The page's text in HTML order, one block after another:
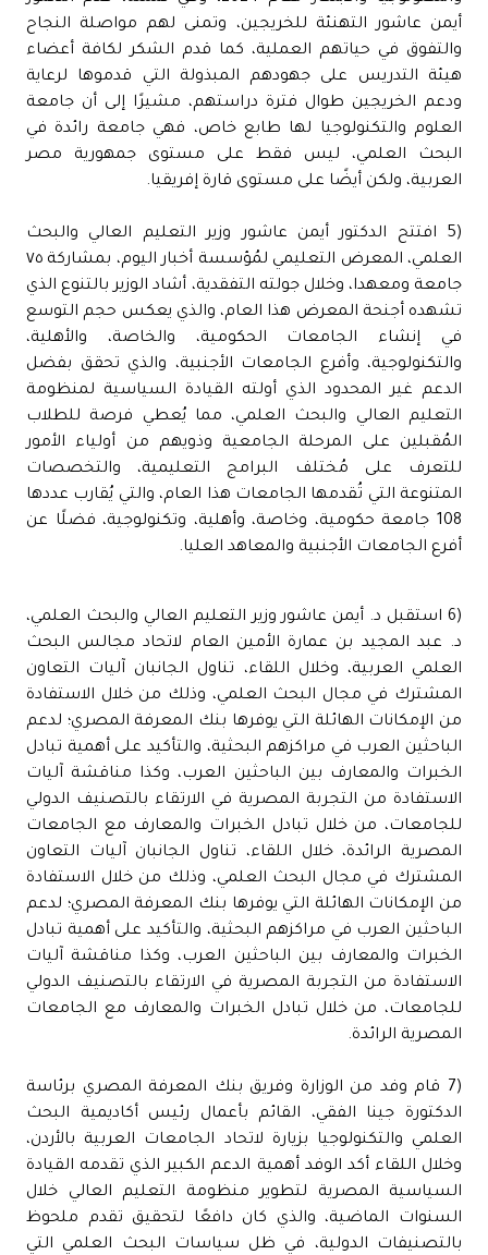
أيمن عاشور التهنئة للخريجين، وتمنى لهم مواصلة النجاح
والتفوق في حياتهم العملية، كما قدم الشكر لكافة أعضاء
هيئة التدريس على جهودهم المبذولة التي قدموها لرعاية
ودعم الخريجين طوال فترة دراستهم، مشيرًا إلى أن جامعة
العلوم والتكنولوجيا لها طابع خاص، فهي جامعة رائدة في
البحث العلمي، ليس فقط على مستوى جمهورية مصر
العربية، ولكن أيضًا على مستوى قارة إفريقيا.
(5 افتتح الدكتور أيمن عاشور وزير التعليم العالي والبحث
العلمي، المعرض التعليمي لمُؤسسة أخبار اليوم، بمشاركة ٧٥
جامعة ومعهدا، وخلال جولته التفقدية، أشاد الوزير بالتنوع الذي
تشهده أجنحة المعرض هذا العام، والذي يعكس حجم التوسع
في إنشاء الجامعات الحكومية، والخاصة، والأهلية،
والتكنولوجية، وأفرع الجامعات الأجنبية، والذي تحقق بفضل
الدعم غير المحدود الذي أولته القيادة السياسية لمنظومة
التعليم العالي والبحث العلمي، مما يُعطي فرصة للطلاب
المُقبلين على المرحلة الجامعية وذويهم من أولياء الأمور
للتعرف على مُختلف البرامج التعليمية، والتخصصات
المتنوعة التي تُقدمها الجامعات هذا العام، والتي يُقارب عددها
108 جامعة حكومية، وخاصة، وأهلية، وتكنولوجية، فضلًا عن
أفرع الجامعات الأجنبية والمعاهد العليا.
(6 استقبل د. أيمن عاشور وزير التعليم العالي والبحث العلمي،
د. عبد المجيد بن عمارة الأمين العام لاتحاد مجالس البحث
العلمي العربية، وخلال اللقاء، تناول الجانبان آليات التعاون
المشترك في مجال البحث العلمي، وذلك من خلال الاستفادة
من الإمكانات الهائلة التي يوفرها بنك المعرفة المصري؛ لدعم
الباحثين العرب في مراكزهم البحثية، والتأكيد على أهمية تبادل
الخبرات والمعارف بين الباحثين العرب، وكذا مناقشة آليات
الاستفادة من التجربة المصرية في الارتقاء بالتصنيف الدولي
للجامعات، من خلال تبادل الخبرات والمعارف مع الجامعات
المصرية الرائدة، خلال اللقاء، تناول الجانبان آليات التعاون
المشترك في مجال البحث العلمي، وذلك من خلال الاستفادة
من الإمكانات الهائلة التي يوفرها بنك المعرفة المصري؛ لدعم
الباحثين العرب في مراكزهم البحثية، والتأكيد على أهمية تبادل
الخبرات والمعارف بين الباحثين العرب، وكذا مناقشة آليات
الاستفادة من التجربة المصرية في الارتقاء بالتصنيف الدولي
للجامعات، من خلال تبادل الخبرات والمعارف مع الجامعات
المصرية الرائدة.
(7 قام وفد من الوزارة وفريق بنك المعرفة المصري برئاسة
الدكتورة جينا الفقي، القائم بأعمال رئيس أكاديمية البحث
العلمي والتكنولوجيا بزيارة لاتحاد الجامعات العربية بالأردن،
وخلال اللقاء أكد الوفد أهمية الدعم الكبير الذي تقدمه القيادة
السياسية المصرية لتطوير منظومة التعليم العالي خلال
السنوات الماضية، والذي كان دافعًا لتحقيق تقدم ملحوظ
بالتصنيفات الدولية، في ظل سياسات البحث العلمي التي